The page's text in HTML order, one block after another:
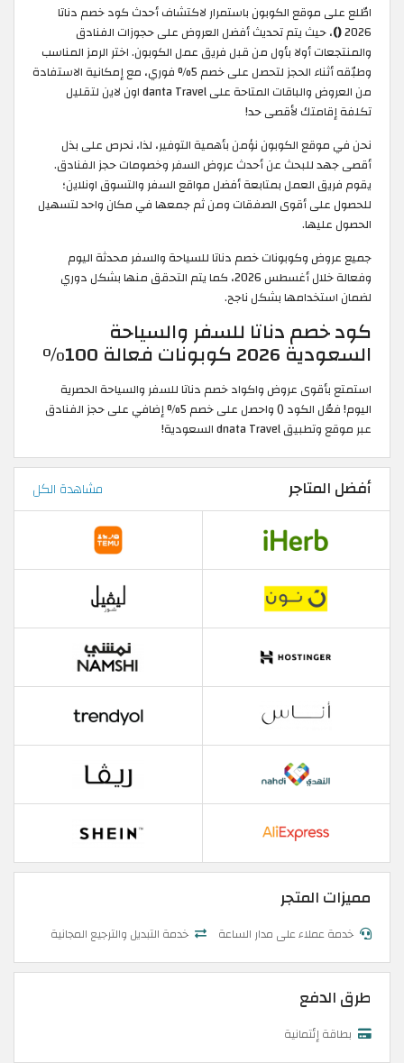
اطّلع على موقع الكوبون باستمرار لاكتشاف أحدث كود خصم دناتا
2026
()، حيث يتم تحديث أفضل العروض على حجوزات الفنادق
والمنتجعات أولا بأول من قبل فريق عمل الكوبون. اختر الرمز المناسب
وطبّقه أثناء الحجز لتحصل على خصم 5% فوري، مع إمكانية الاستفادة
من العروض والباقات المتاحة على danta Travel اون لاين لتقليل
تكلفة إقامتك لأقصى حد!
نحن في موقع الكوبون نؤمن بأهمية التوفير، لذا، نحرص على بذل
أقصى جهد للبحث عن أحدث عروض السفر وخصومات حجز الفنادق.
يقوم فريق العمل بمتابعة أفضل مواقع السفر والتسوق اونلاين؛
للحصول على أقوى الصفقات ومن ثم جمعها في مكان واحد لتسهيل
الحصول عليها.
جميع عروض وكوبونات خصم دناتا للسياحة والسفر محدثة اليوم
وفعالة خلال أغسطس 2026، كما يتم التحقق منها بشكل دوري
لضمان استخدامها بشكل ناجح.
كود خصم دناتا للسفر والسياحة
السعودية 2026 كوبونات فعالة 100%
استمتع بأقوى عروض واكواد خصم دناتا للسفر والسياحة الحصرية
اليوم! فعّل الكود () واحصل على خصم 5% إضافي على حجز الفنادق
عبر موقع وتطبيق dnata Travel السعودية!
أفضل المتاجر مشاهدة الكل
مميزات المتجر
خدمة عملاء على مدار الساعة خدمة التبديل والترجيع المجانية
طرق الدفع
بطاقة إئتمانية